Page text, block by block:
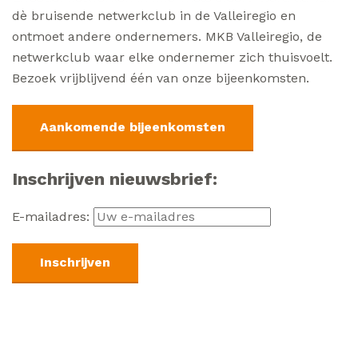
dè bruisende netwerkclub in de Valleiregio en
ontmoet andere ondernemers. MKB Valleiregio, de
netwerkclub waar elke ondernemer zich thuisvoelt.
Bezoek vrijblijvend één van onze bijeenkomsten.
Aankomende bijeenkomsten
Inschrijven nieuwsbrief:
E-mailadres: